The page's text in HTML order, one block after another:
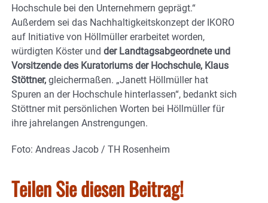
Hochschule bei den Unternehmern geprägt.“
Außerdem sei das Nachhaltigkeitskonzept der IKORO
auf Initiative von Höllmüller erarbeitet worden,
würdigten Köster und der Landtagsabgeordnete und
Vorsitzende des Kuratoriums der Hochschule, Klaus
Stöttner, gleichermaßen. „Janett Höllmüller hat
Spuren an der Hochschule hinterlassen“, bedankt sich
Stöttner mit persönlichen Worten bei Höllmüller für
ihre jahrelangen Anstrengungen.
Foto: Andreas Jacob / TH Rosenheim
Teilen Sie diesen Beitrag!